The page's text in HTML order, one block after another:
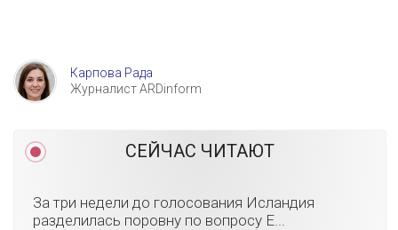
Карпова Рада
Журналист ARDinform
СЕЙЧАС ЧИТАЮТ
За три недели до голосования Исландия
разделилась поровну по вопросу Е...